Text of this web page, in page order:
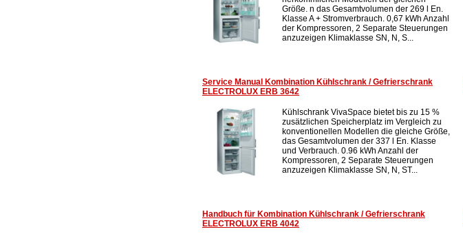
Größe. n das Gesamtvolumen der 269 l En.
Klasse A + Stromverbrauch. 0,67 kWh Anzahl
der Kompressoren, 2 Separate Steuerungen
anzuzeigen Klimaklasse SN, N, S...
Service Manual Kombination Kühlschrank / Gefrierschrank
ELECTROLUX ERB 3642
Kühlschrank VivaSpace bietet bis zu 15 %
zusätzlichen Speicherplatz im Vergleich zu
konventionellen Modellen die gleiche Größe,
das Gesamtvolumen der 337 l En. Klasse
und Verbrauch. 0.96 kWh Anzahl der
Kompressoren, 2 Separate Steuerungen
anzuzeigen Klimaklasse SN, N, ST...
Handbuch für Kombination Kühlschrank / Gefrierschrank
ELECTROLUX ERB 4042